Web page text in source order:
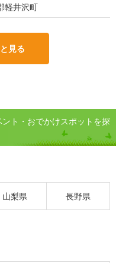
軽井沢町
見る
ト・おでかけスポットを探
山梨県 長野県